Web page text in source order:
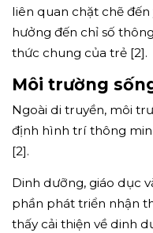
liên quan chặt chẽ
hưởng đến chỉ số
thức chung của trẻ [2].
Môi trường
Ngoài di truyền, môi
định hình trí thông
[2].
Dinh dưỡng, giáo dục
phần phát triển nhận
thấy cải thiện về dinh